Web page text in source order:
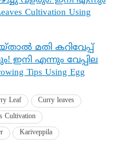
Cultivation Using
മതി കറിവേപ്പ്
ഇനി എന്നും വേപ്പില
Tips Using Egg
Leaf
Curry leaves
Cultivation
Kariveppila